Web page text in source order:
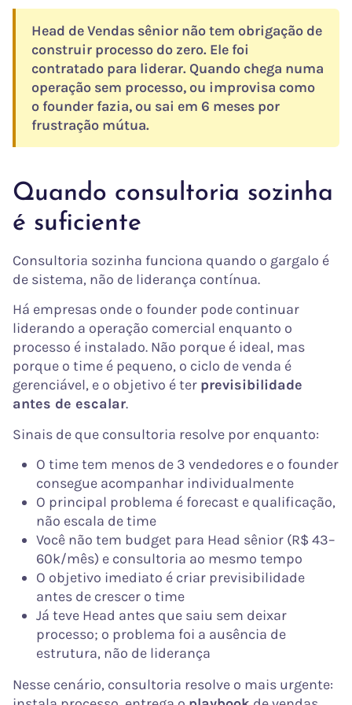
Head de Vendas sênior não tem obrigação de
construir processo do zero. Ele foi
contratado para liderar. Quando chega numa
operação sem processo, ou improvisa como
o founder fazia, ou sai em 6 meses por
frustração mútua.
Quando consultoria sozinha
é suficiente
Consultoria sozinha funciona quando o gargalo é
de sistema, não de liderança contínua.
Há empresas onde o founder pode continuar
liderando a operação comercial enquanto o
processo é instalado. Não porque é ideal, mas
porque o time é pequeno, o ciclo de venda é
gerenciável, e o objetivo é ter previsibilidade
antes de escalar.
Sinais de que consultoria resolve por enquanto:
O time tem menos de 3 vendedores e o founder
consegue acompanhar individualmente
O principal problema é forecast e qualificação,
não escala de time
Você não tem budget para Head sênior (R$ 43–
60k/mês) e consultoria ao mesmo tempo
O objetivo imediato é criar previsibilidade
antes de crescer o time
Já teve Head antes que saiu sem deixar
processo; o problema foi a ausência de
estrutura, não de liderança
Nesse cenário, consultoria resolve o mais urgente: